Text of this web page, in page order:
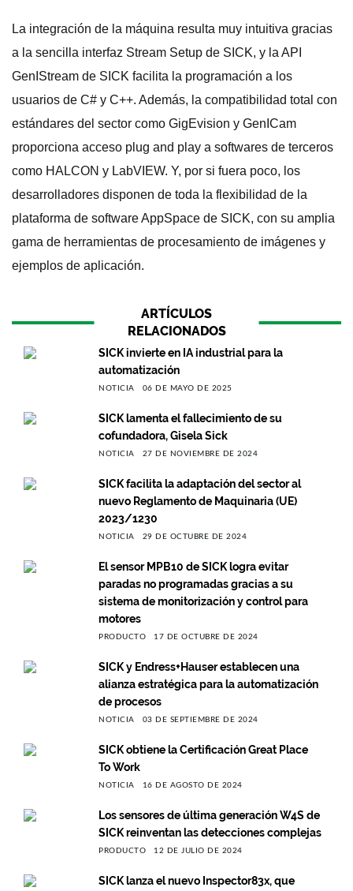
La integración de la máquina resulta muy intuitiva gracias
a la sencilla interfaz Stream Setup de SICK, y la API
GenIStream de SICK facilita la programación a los
usuarios de C# y C++. Además, la compatibilidad total con
estándares del sector como GigEvision y GenICam
proporciona acceso plug and play a softwares de terceros
como HALCON y LabVIEW. Y, por si fuera poco, los
desarrolladores disponen de toda la flexibilidad de la
plataforma de software AppSpace de SICK, con su amplia
gama de herramientas de procesamiento de imágenes y
ejemplos de aplicación.
ARTÍCULOS
RELACIONADOS
SICK invierte en IA industrial para la
automatización
NOTICIA 06 DE MAYO DE 2025
SICK lamenta el fallecimiento de su
cofundadora, Gisela Sick
NOTICIA 27 DE NOVIEMBRE DE 2024
SICK facilita la adaptación del sector al
nuevo Reglamento de Maquinaria (UE)
2023/1230
NOTICIA 29 DE OCTUBRE DE 2024
El sensor MPB10 de SICK logra evitar
paradas no programadas gracias a su
sistema de monitorización y control para
motores
PRODUCTO 17 DE OCTUBRE DE 2024
SICK y Endress+Hauser establecen una
alianza estratégica para la automatización
de procesos
NOTICIA 03 DE SEPTIEMBRE DE 2024
SICK obtiene la Certificación Great Place
To Work
NOTICIA 16 DE AGOSTO DE 2024
Los sensores de última generación W4S de
SICK reinventan las detecciones complejas
PRODUCTO 12 DE JULIO DE 2024
SICK lanza el nuevo Inspector83x, que